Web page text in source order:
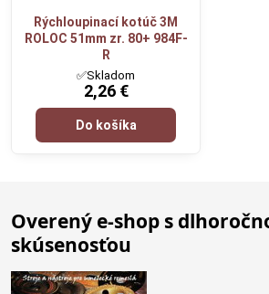
Rýchloupinací kotúč 3M
ROLOC 51mm zr. 80+ 984F-
R
✅Skladom
2,26 €
Do košíka
Overený e-shop s
skúsenosťou